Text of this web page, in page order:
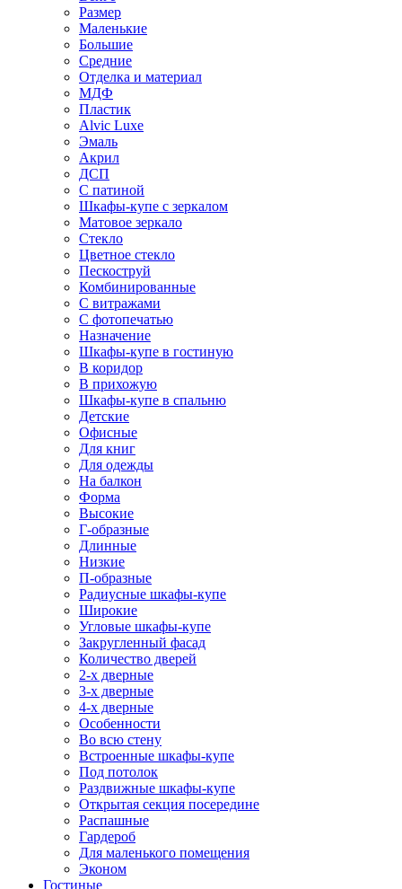
Размер
Маленькие
Большие
Средние
Отделка и материал
МДФ
Пластик
Alvic Luxe
Эмаль
Акрил
ДСП
С патиной
Шкафы-купе с зеркалом
Матовое зеркало
Стекло
Цветное стекло
Пескоструй
Комбинированные
С витражами
С фотопечатью
Назначение
Шкафы-купе в гостиную
В коридор
В прихожую
Шкафы-купе в спальню
Детские
Офисные
Для книг
Для одежды
На балкон
Форма
Высокие
Г-образные
Длинные
Низкие
П-образные
Радиусные шкафы-купе
Широкие
Угловые шкафы-купе
Закругленный фасад
Количество дверей
2-х дверные
3-х дверные
4-х дверные
Особенности
Во всю стену
Встроенные шкафы-купе
Под потолок
Раздвижные шкафы-купе
Открытая секция посередине
Распашные
Гардероб
Для маленького помещения
Эконом
Гостиные